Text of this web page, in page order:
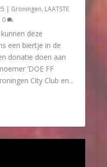
| Groningen, LAATSTE
0
deze
een biertje in de
donatie doen aan
‘DOE FF
City Club en...